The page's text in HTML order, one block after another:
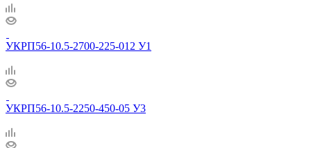
УКРП56-10.5-2700-225-012 У1
УКРП56-10.5-2250-450-05 У3